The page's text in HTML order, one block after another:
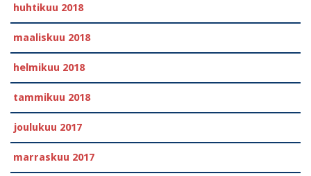
huhtikuu 2018
maaliskuu 2018
helmikuu 2018
tammikuu 2018
joulukuu 2017
marraskuu 2017